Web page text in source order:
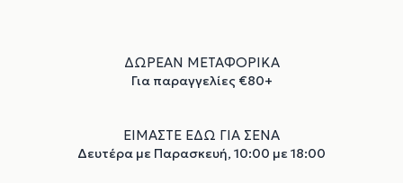
ΔΩΡΕΑΝ ΜΕΤΑΦΟΡΙΚΑ
Για παραγγελίες €80+
ΕΙΜΑΣΤΕ ΕΔΩ ΓΙΑ ΣΕΝΑ
Δευτέρα με Παρασκευή, 10:00 με 18:00